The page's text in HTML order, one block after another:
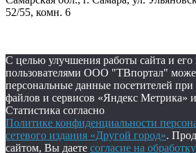
52/55, комн. 6
С целью улучшения работы сайта и его
пользователями ООО "ТВпортал"
персональные данные посетителей
файлов и сервисов «Яндекс Метрика»
Статистика согласно
Политике конфиденциальности
сетевого издания «Другой город».
сайтом, Вы даете согласие на